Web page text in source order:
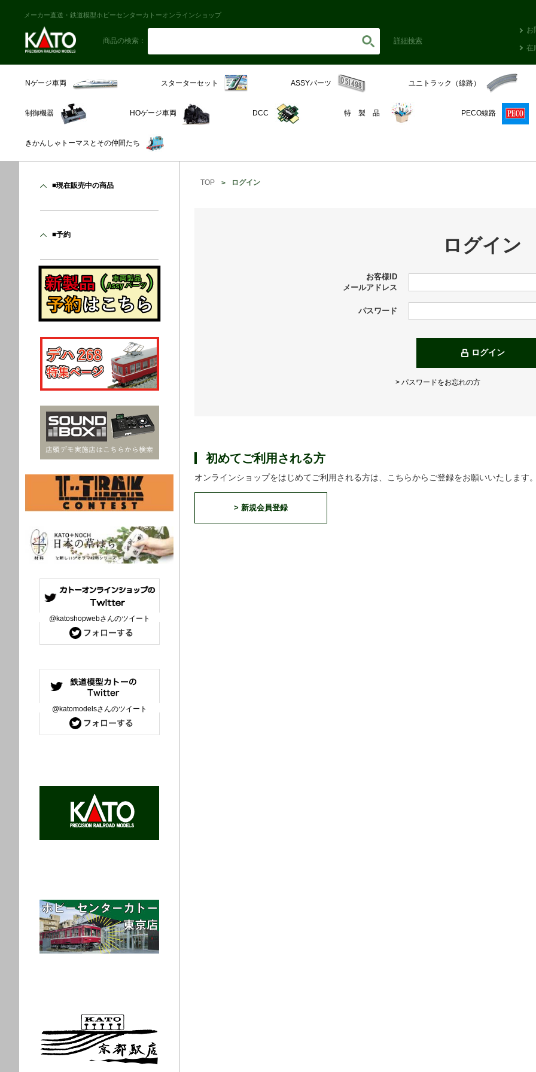
メーカー直送・鉄道模型ホビーセンターカトーオンラインショップ
商品の検索： 詳細検索
お
在
Nゲージ車両 スターターセット ASSYパーツ ユニトラック（線路）
制御機器 HOゲージ車両 DCC 特 製 品 PECO線路
きかんしゃトーマスとその仲間たち
TOP ログイン
ログイン
お客様ID
メールアドレス
パスワード
ログイン
> パスワードをお忘れの方
初めてご利用される方
オンラインショップをはじめてご利用される方は、こちらからご登録をお願いいたします
> 新規会員登録
■現在販売中の商品
■予約
@katoshopwebさんのツイート
@katomodelsさんのツイート